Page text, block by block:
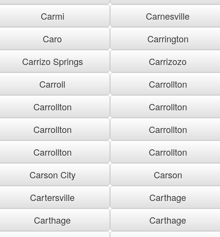
Carmi
Carnesville
Caro
Carrington
Carrizo Springs
Carrizozo
Carroll
Carrollton
Carrollton
Carrollton
Carrollton
Carrollton
Carrollton
Carrollton
Carson City
Carson
Cartersville
Carthage
Carthage
Carthage